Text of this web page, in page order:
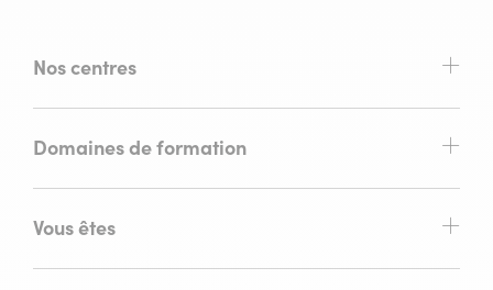
Nos centres
Domaines de formation
Vous êtes